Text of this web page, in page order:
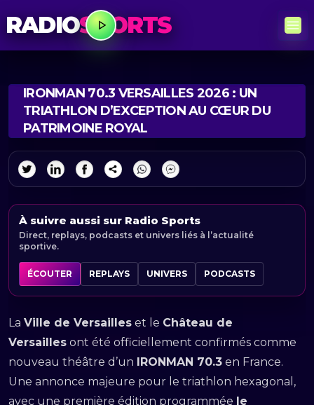
RADIOSPORTS
IRONMAN 70.3 VERSAILLES 2026 : UN
TRIATHLON D’EXCEPTION AU CŒUR DU
PATRIMOINE ROYAL
À suivre aussi sur Radio Sports
Direct, replays, podcasts et univers liés à l’actualité
sportive.
ÉCOUTER REPLAYS UNIVERS PODCASTS
La Ville de Versailles et le Château de
Versailles ont été officiellement confirmés comme
nouveau théâtre d’un IRONMAN 70.3 en France.
Une annonce majeure pour le triathlon hexagonal,
avec une première édition programmée le